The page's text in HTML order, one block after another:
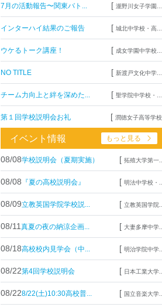
7月の活動報告〜関東バト... [ 瀧野川女子学園...
インターハイ結果のご報告 [ 城北中学校・高...
ウケるトーク講座！ [ 成女学園中学校...
NO TITLE [ 新渡戸文化中学...
チーム力向上と絆を深めた... [ 聖学院中学校・...
第１回学校説明会お礼 [ 潤徳女子高等学校
イベント情報 もっと見る
08/08学校説明会（夏期実施） [ 拓殖大学第一...
08/08 『夏の高校説明会』 [ 明法中学校・...
08/09立教英国学院学校説... [ 立教英国学院...
08/11 真夏の夜の納涼企画... [ 大妻多摩中学...
08/18高校校内見学会（中... [ 明治学院中学...
08/22第4回学校説明会 [ 日本工業大学...
08/228/22(土)10:30高校普... [ 国立音楽大学...